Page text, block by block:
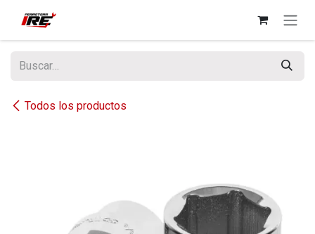
Todos los productos